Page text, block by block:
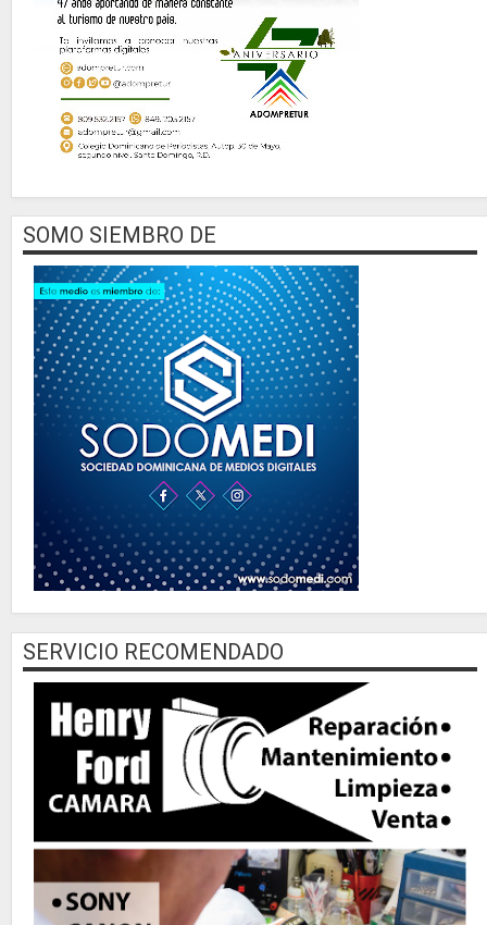
SOMO SIEMBRO DE
SERVICIO RECOMENDADO